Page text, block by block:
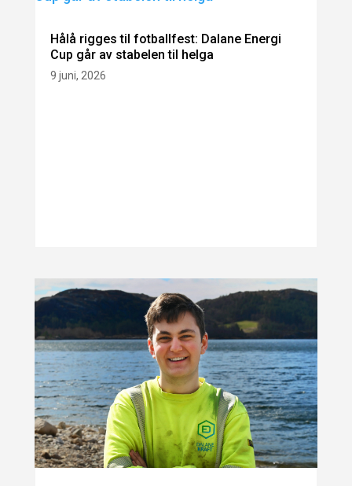
Hålå rigges til fotballfest: Dalane Energi
Cup går av stabelen til helga
9 juni, 2026